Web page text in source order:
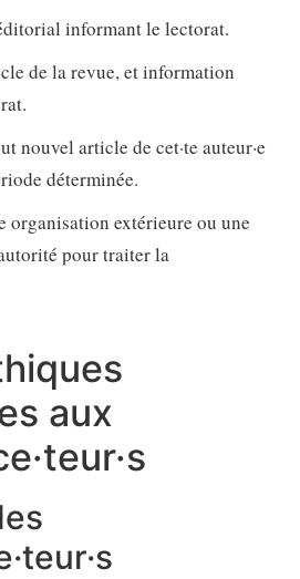
informant le lectorat.
de la revue, et information
nouvel article de cet·te auteur·e
déterminée.
organisation extérieure ou une
pour traiter la
aux